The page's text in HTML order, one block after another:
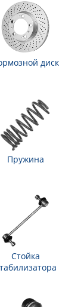
диск
Пружина
Стойка